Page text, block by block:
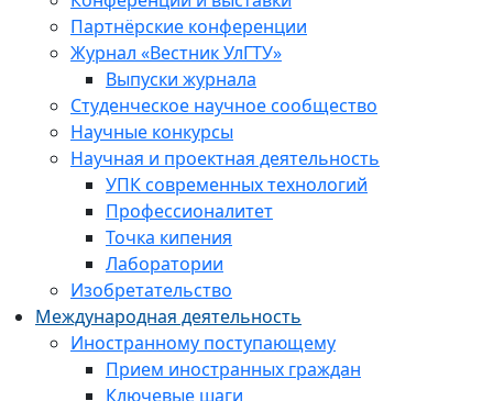
Партнёрские конференции
Журнал «Вестник УлГТУ»
Выпуски журнала
Студенческое научное сообщество
Научные конкурсы
Научная и проектная деятельность
УПК современных технологий
Профессионалитет
Точка кипения
Лаборатории
Изобретательство
Международная деятельность
Иностранному поступающему
Прием иностранных граждан
Ключевые шаги